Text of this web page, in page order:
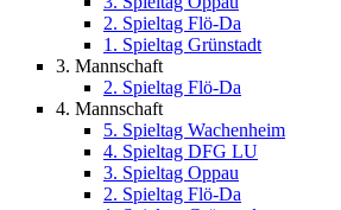
2. Spieltag Flö-Da
1. Spieltag Grünstadt
3. Mannschaft
2. Spieltag Flö-Da
4. Mannschaft
5. Spieltag Wachenheim
4. Spieltag DFG LU
3. Spieltag Oppau
2. Spieltag Flö-Da